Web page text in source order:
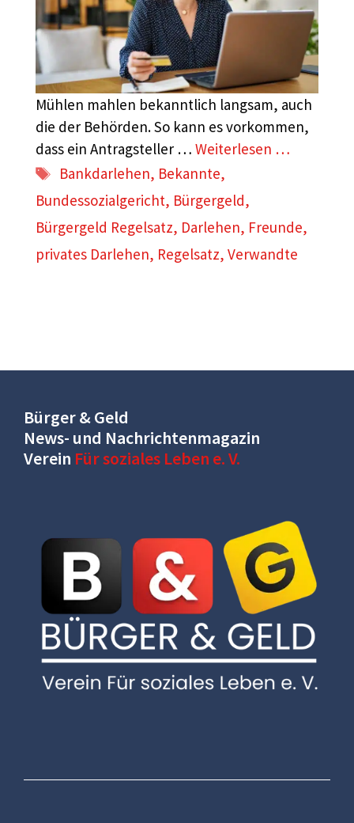
Mühlen mahlen bekanntlich langsam, auch
die der Behörden. So kann es vorkommen,
dass ein Antragsteller … Weiterlesen …
Schlagwörter
Bankdarlehen, Bekannte,
Bundessozialgericht, Bürgergeld,
Bürgergeld Regelsatz, Darlehen, Freunde,
privates Darlehen, Regelsatz, Verwandte
Bürger & Geld
News- und Nachrichtenmagazin
Verein Für soziales Leben e. V.